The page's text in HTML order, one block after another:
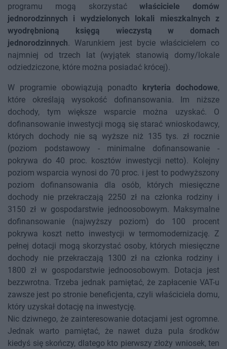
programu mogą skorzystaćwłaściciele domów
jednorodzinnych i wydzielonych lokali mieszkalnych z
wyodrębnioną księgą wieczystą w domach
jednorodzinnych. Warunkiem jest bycie właścicielem co
najmniej od trzech lat (wyjątek stanowią domy/lokale
odziedziczone, które można posiadać krócej).
W programie obowiązują ponadto kryteria dochodowe,
które określają wysokość dofinansowania. Im niższe
dochody, tym większe wsparcie można uzyskać. O
dofinansowanie inwestycji mogą się starać wnioskodawcy,
których dochody nie są wyższe niż 135 tys. zł rocznie
(poziom podstawowy - minimalne dofinansowanie -
pokrywa do 40 proc. kosztów inwestycji netto). Kolejny
poziom wsparcia wynosi do 70 proc. i jest to podwyższony
poziom dofinansowania dla osób, których miesięczne
dochody nie przekraczają 2250 zł na członka rodziny i
3150 zł w gospodarstwie jednoosobowym. Maksymalne
dofinansowanie (najwyższy poziom) do 100 procent
pokrywa koszt netto inwestycji w termomodernizację. Z
pełnej dotacji mogą skorzystać osoby, których miesięczne
dochody nie przekraczają 1300 zł na członka rodziny i
1800 zł w gospodarstwie jednoosobowym. Dotacja jest
bezzwrotna. Trzeba jednak pamiętać, że zapłacenie VAT-u
zawsze jest po stronie beneficjenta, czyli właściciela domu,
który uzyskał dotację na inwestycję.
Nic dziwnego, że zainteresowanie dotacjami jest ogromne.
Jednak warto pamiętać, że nawet duża pula środków
kiedyś się skończy, dlatego kto pierwszy złoży wniosek, ten